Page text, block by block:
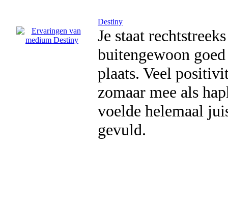
Destiny
Je staat
buitengewoon
plaats. Veel
zomaar mee als
voelde helemaal
gevuld.